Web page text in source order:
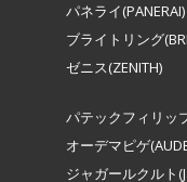
パネライ(PANERAI)
ブライトリング
ゼニス(ZENITH)
パテックフィリッ
オーデマピゲ
ジャガールクルト